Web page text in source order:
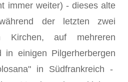
immer weiter) - dieses alte
der letzten zwei
Kirchen, auf mehreren
in einigen Pilgerherbergen
in Südfrankreich -